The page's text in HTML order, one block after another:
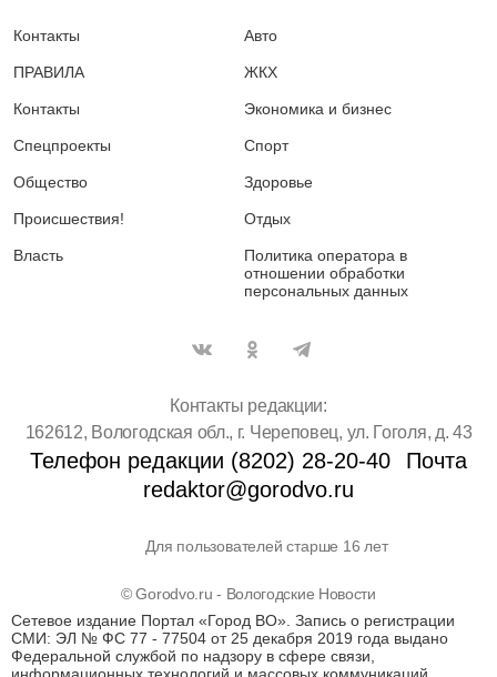
Контакты
ПРАВИЛА
Контакты
Спецпроекты
Общество
Происшествия!
Власть
Авто
ЖКХ
Экономика и бизнес
Спорт
Здоровье
Отдых
Политика оператора в
отношении обработки
персональных данных
Контакты редакции:
162612, Вологодская обл., г. Череповец, ул. Гоголя, д. 43
Телефон редакции (8202) 28-20-40
Почта
redaktor@gorodvo.ru
Для пользователей старше 16 лет
© Gorodvo.ru - Вологодские Новости
Сетевое издание Портал «Город ВО». Запись о регистрации
СМИ: ЭЛ № ФС 77 - 77504 от 25 декабря 2019 года выдано
Федеральной службой по надзору в сфере связи,